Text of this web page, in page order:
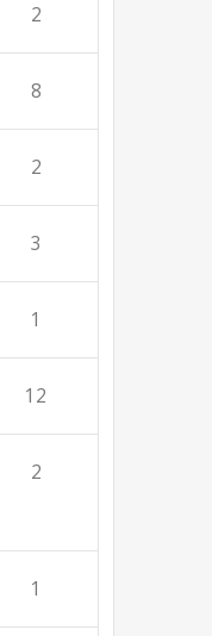
2
8
2
3
1
12
2
1